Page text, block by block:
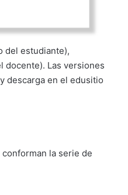
del estudiante),
docente). Las versiones
descarga en el edusitio
la serie de